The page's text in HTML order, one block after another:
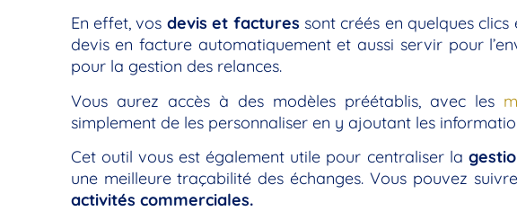
En effet, vos devis et factures sont créés en quelques
devis en facture automatiquement et aussi servir pour
pour la gestion des relances.
Vous aurez accès à des modèles préétablis, avec les
simplement de les personnaliser en y ajoutant les
Cet outil vous est également utile pour centraliser la
une meilleure traçabilité des échanges. Vous pouvez
activités commerciales.